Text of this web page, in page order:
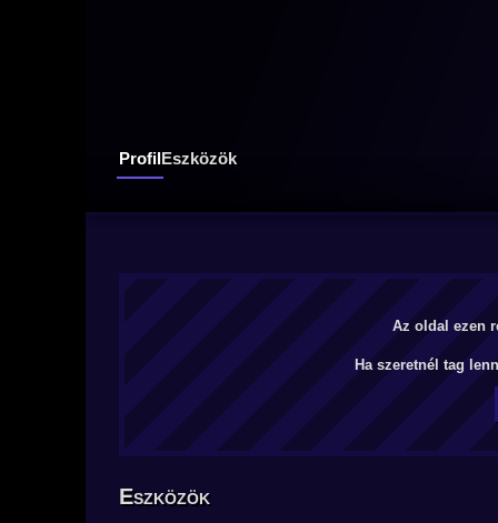
ProfilEszközök
Az oldal ezen
Ha szeretnél tag
Eszközök